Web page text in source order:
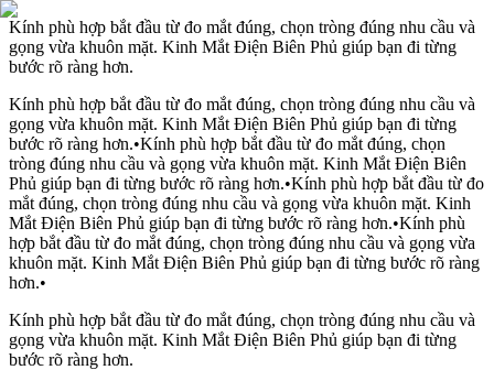
Kính phù hợp bắt đầu từ đo mắt đúng, chọn tròng đúng nhu cầu và
gọng vừa khuôn mặt. Kinh Mắt Điện Biên Phủ giúp bạn đi từng
bước rõ ràng hơn.
Kính phù hợp bắt đầu từ đo mắt đúng, chọn tròng đúng nhu cầu và
gọng vừa khuôn mặt. Kinh Mắt Điện Biên Phủ giúp bạn đi từng
bước rõ ràng hơn.•Kính phù hợp bắt đầu từ đo mắt đúng, chọn
tròng đúng nhu cầu và gọng vừa khuôn mặt. Kinh Mắt Điện Biên
Phủ giúp bạn đi từng bước rõ ràng hơn.•Kính phù hợp bắt đầu từ đo
mắt đúng, chọn tròng đúng nhu cầu và gọng vừa khuôn mặt. Kinh
Mắt Điện Biên Phủ giúp bạn đi từng bước rõ ràng hơn.•Kính phù
hợp bắt đầu từ đo mắt đúng, chọn tròng đúng nhu cầu và gọng vừa
khuôn mặt. Kinh Mắt Điện Biên Phủ giúp bạn đi từng bước rõ ràng
hơn.•
Kính phù hợp bắt đầu từ đo mắt đúng, chọn tròng đúng nhu cầu và
gọng vừa khuôn mặt. Kinh Mắt Điện Biên Phủ giúp bạn đi từng
bước rõ ràng hơn.